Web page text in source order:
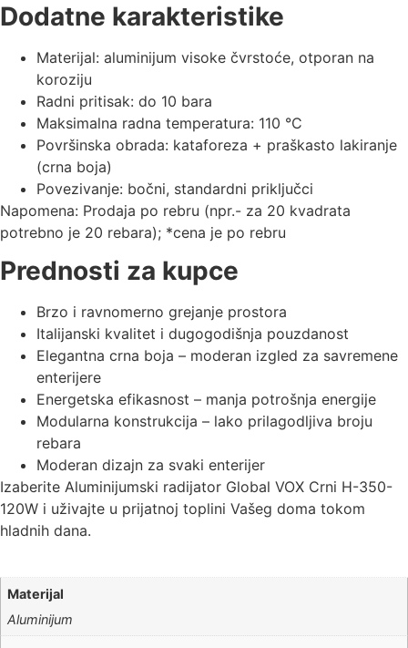
Dodatne karakteristike
Materijal: aluminijum visoke čvrstoće, otporan na
koroziju
Radni pritisak: do 10 bara
Maksimalna radna temperatura: 110 °C
Površinska obrada: kataforeza + praškasto lakiranje
(crna boja)
Povezivanje: bočni, standardni priključci
Napomena: Prodaja po rebru (npr.- za 20 kvadrata
potrebno je 20 rebara); *cena je po rebru
Prednosti za kupce
Brzo i ravnomerno grejanje prostora
Italijanski kvalitet i dugogodišnja pouzdanost
Elegantna crna boja – moderan izgled za savremene
enterijere
Energetska efikasnost – manja potrošnja energije
Modularna konstrukcija – lako prilagodljiva broju
rebara
Moderan dizajn za svaki enterijer
Izaberite Aluminijumski radijator Global VOX Crni H-350-
120W i uživajte u prijatnoj toplini Vašeg doma tokom
hladnih dana.
Materijal
Aluminijum